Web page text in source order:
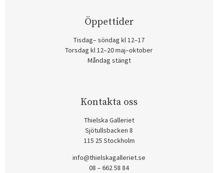
Öppettider
Tisdag– söndag kl 12–17
Torsdag kl 12–20 maj–oktober
Måndag stängt
Kontakta oss
Thielska Galleriet
Sjötullsbacken 8
115 25 Stockholm
info@thielskagalleriet.se
08 – 662 58 84